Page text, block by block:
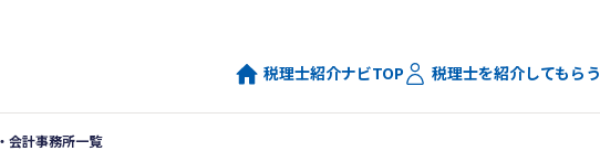
税理士紹介ナビTOP 税理士を紹介してもらう
会計事務所一覧